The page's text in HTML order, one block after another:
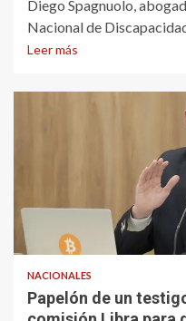
Diego Spagnuolo,
Nacional de
Leer más
NACIONALES
Papelón de un